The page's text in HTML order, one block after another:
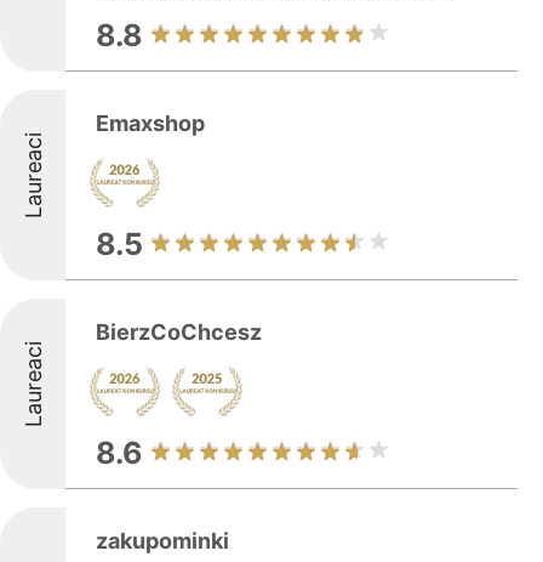
8.8
Laureaci
Emaxshop
8.5
Laureaci
BierzCoChcesz
8.6
zakupominki